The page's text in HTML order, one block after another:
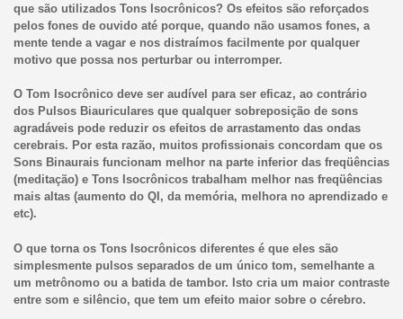
que são utilizados Tons Isocrônicos? Os efeitos são reforçados
pelos fones de ouvido até porque, quando não usamos fones, a
mente tende a vagar e nos distraímos facilmente por qualquer
motivo que possa nos perturbar ou interromper.
O Tom Isocrônico deve ser audível para ser eficaz, ao contrário
dos Pulsos Biauriculares que qualquer sobreposição de sons
agradáveis pode reduzir os efeitos de arrastamento das ondas
cerebrais. Por esta razão, muitos profissionais concordam que os
Sons Binaurais funcionam melhor na parte inferior das freqüências
(meditação) e Tons Isocrônicos trabalham melhor nas freqüências
mais altas (aumento do QI, da memória, melhora no aprendizado e
etc).
O que torna os Tons Isocrônicos diferentes é que eles são
simplesmente pulsos separados de um único tom, semelhante a
um metrônomo ou a batida de tambor. Isto cria um maior contraste
entre som e silêncio, que tem um efeito maior sobre o cérebro.